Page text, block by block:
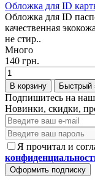
Обложка для ID
Обложка для ID
качественная
не стир..
Много
140 грн.
В корзину Быстрый
Подпишитесь на
Новинки, скидки,
Я прочитал и
Оформить подписку